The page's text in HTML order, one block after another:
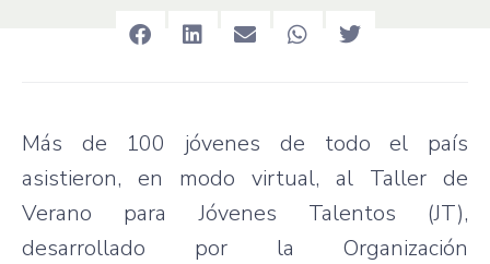
Más de 100 jóvenes de todo el país
asistieron, en modo virtual, al Taller de
Verano para Jóvenes Talentos (JT),
desarrollado por la Organización